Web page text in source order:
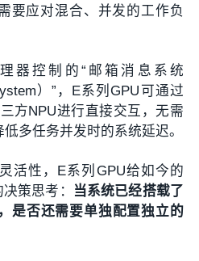
要应对混合、并发的工作负
器控制的“邮箱消息系统
）”，E系列GPU可通过
方NPU进行直接交互，无需
多任务并发时的系统延迟。
活性，E系列GPU给如今的
策思考：
当系统已经搭载了
是否还需要单独配置独立的